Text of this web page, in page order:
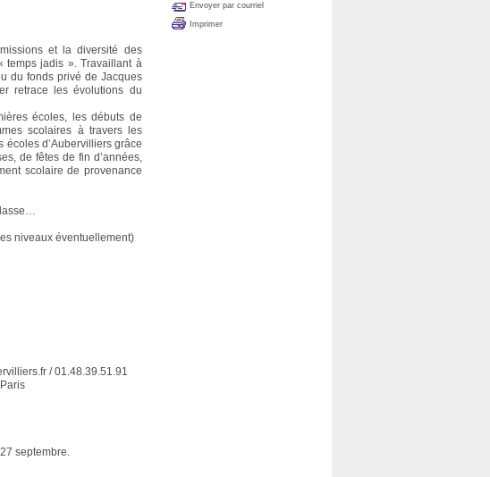
et la diversité des
temps jadis ». Travaillant à
du fonds privé de Jacques
retrace les évolutions du
écoles, les débuts de
scolaires à travers les
écoles d’Aubervilliers grâce
de fêtes de fin d’années,
scolaire de provenance
niveaux éventuellement)
/ 01.48.39.51.91
septembre.
Envoyer par courriel
Imprimer